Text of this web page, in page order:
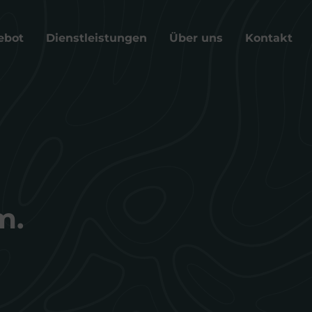
Dienstleistungen Über uns Kontakt